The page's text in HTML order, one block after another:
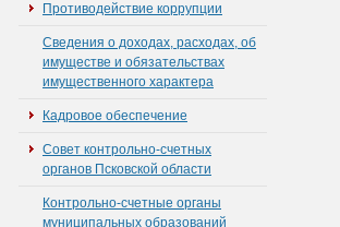
Противодействие коррупции
Сведения о доходах, расходах, об
имуществе и обязательствах
имущественного характера
Кадровое обеспечение
Совет контрольно-счетных
органов Псковской области
Контрольно-счетные органы
муниципальных образований